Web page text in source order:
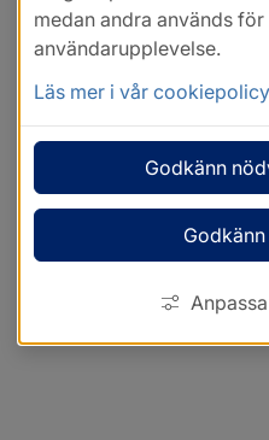
medan andra används
användarupplevelse.
Läs mer i vår cookiepolicy
Godkänn